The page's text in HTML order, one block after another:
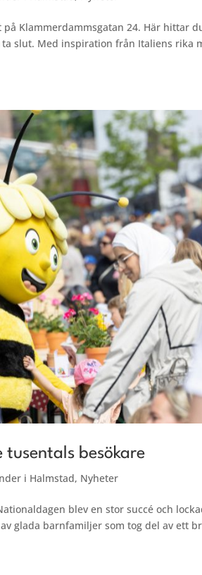
Klammerdammsgatan 24. Här hittar
slut. Med inspiration från Italiens rika
tusentals besökare
i Halmstad, Nyheter
blev en stor succé och
glada barnfamiljer som tog del av ett